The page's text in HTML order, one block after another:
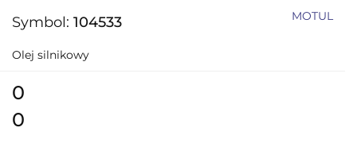
Symbol: 104533 MOTUL
Olej silnikowy
0
0